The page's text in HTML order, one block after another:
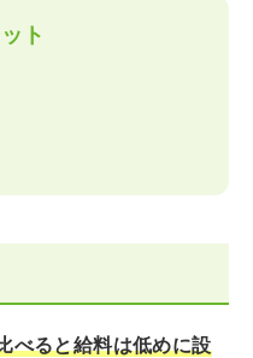
ト
べると給料は低めに設